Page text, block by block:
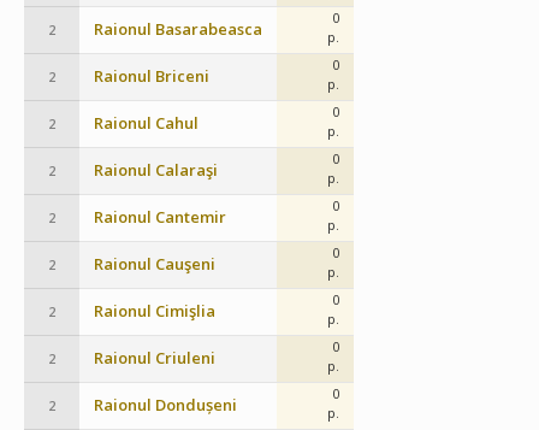
2 Raionul Basarabeasca
0
p.
2 Raionul Briceni
0
p.
2 Raionul Cahul
0
p.
2 Raionul Calaraşi
0
p.
2 Raionul Cantemir
0
p.
2 Raionul Cauşeni
0
p.
2 Raionul Cimişlia
0
p.
2 Raionul Criuleni
0
p.
2 Raionul Dondușeni
0
p.